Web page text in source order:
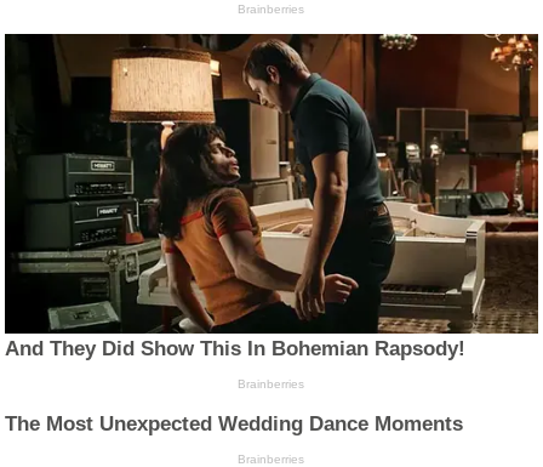
Brainberries
And They Did Show This In Bohemian Rapsody!
Brainberries
The Most Unexpected Wedding Dance Moments
Brainberries